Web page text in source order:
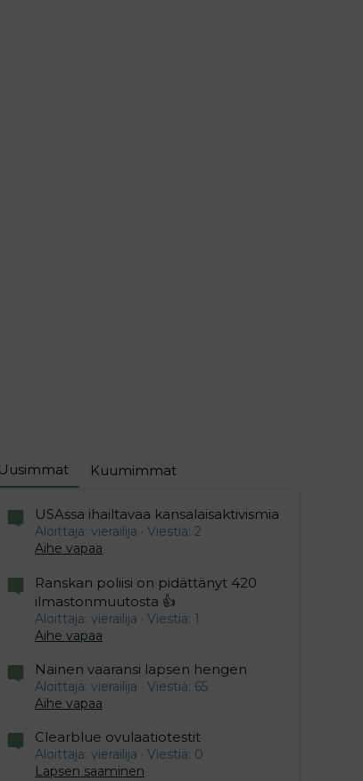
Uusimmat Kuumimmat
USAssa ihailtavaa kansalaisaktivismia
Aloittaja: vierailija
Viestiä: 2
Aihe vapaa
Ranskan poliisi on pidättänyt 420
ilmastonmuutosta 👍
Aloittaja: vierailija
Viestiä: 1
Aihe vapaa
Nainen vaaransi lapsen hengen
Aloittaja: vierailija
Viestiä: 65
Aihe vapaa
Clearblue ovulaatiotestit
Aloittaja: vierailija
Viestiä: 0
Lapsen saaminen